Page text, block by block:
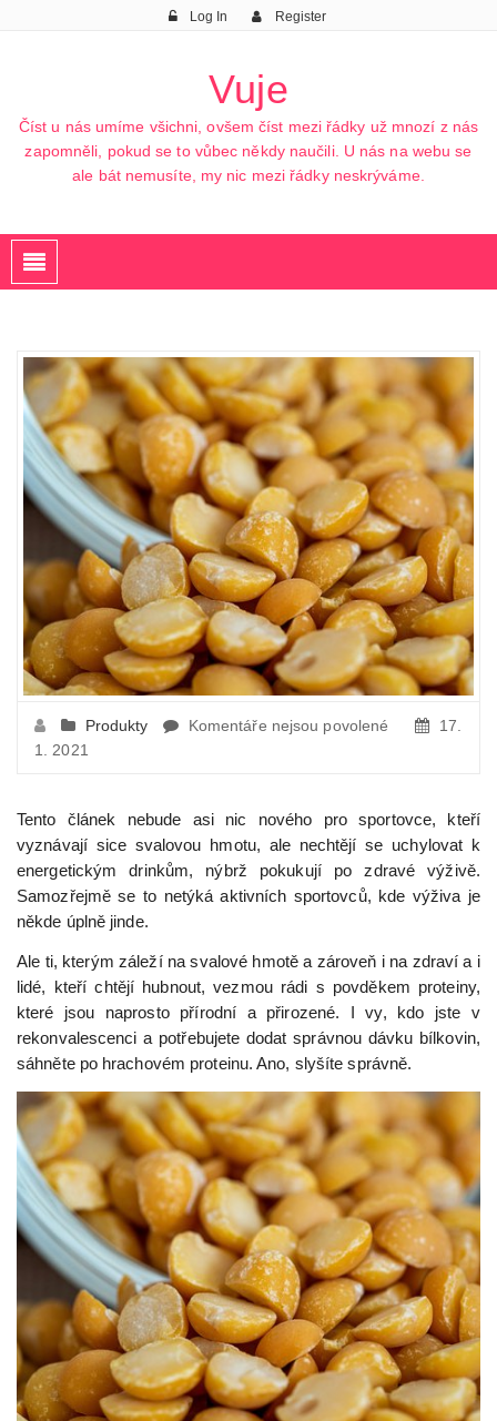
Log In Register
Vuje
Číst u nás umíme všichni, ovšem číst mezi řádky už mnozí z nás
zapomněli, pokud se to vůbec někdy naučili. U nás na webu se
ale bát nemusíte, my nic mezi řádky neskrýváme.
Produkty Komentáře nejsou povolené
Zvyšte
příjem
bílkovin
přírodní
17.
1. 2021
Tento článek nebude asi nic nového pro sportovce, kteří
vyznávají sice svalovou hmotu, ale nechtějí se uchylovat k
energetickým drinkům, nýbrž pokukují po zdravé výživě.
Samozřejmě se to netýká aktivních sportovců, kde výživa je
někde úplně jinde.
Ale ti, kterým záleží na svalové hmotě a zároveň i na zdraví a i
lidé, kteří chtějí hubnout, vezmou rádi s povděkem proteiny,
které jsou naprosto přírodní a přirozené. I vy, kdo jste v
rekonvalescenci a potřebujete dodat správnou dávku bílkovin,
sáhněte po hrachovém proteinu. Ano, slyšíte správně.